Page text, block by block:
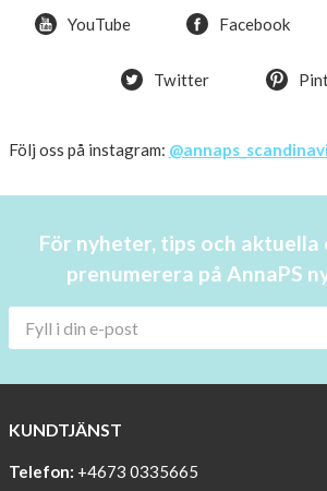
offer!
Just
few
stock!
!!!!
PRINT
YouTube Facebook
Twitter
Följ oss på instagram:
För nyheter, tips och aktuella
prenumerera på AnnaPS
KUNDTJÄNST
Telefon: +4673 0335665